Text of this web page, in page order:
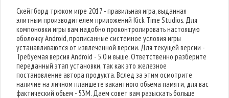
Скейтборд трюком игре 2017 - правильная игра, выданная
элитным производителем приложений Kick Time Studios. Для
компоновки игры вам надобно проконтролировать настоящую
оболочку Android, прописанные системное условия игры
устанавливаются от извлеченной версии. Для текущей версии -
Требуемая версия Android - 5.0 и выше. Ответственно разберите
переданный этап установки, так как это железное
постановление автора продукта. Вслед за этим осмотрите
наличие на личном планшете вакантного объема памяти, для вас
фактический объем - 53M. Даем совет вам разыскать больше